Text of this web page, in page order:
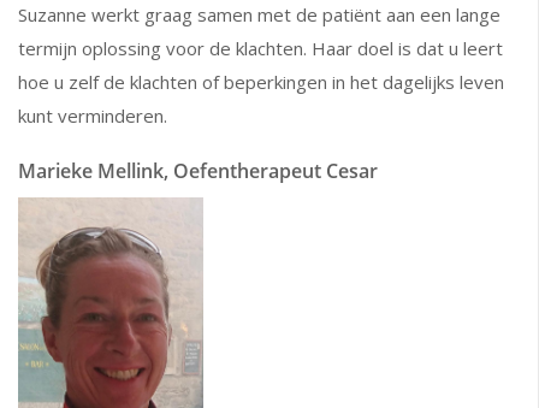
Suzanne werkt graag samen met de patiënt aan een lange
termijn oplossing voor de klachten. Haar doel is dat u leert
hoe u zelf de klachten of beperkingen in het dagelijks leven
kunt verminderen.
Marieke Mellink, Oefentherapeut Cesar